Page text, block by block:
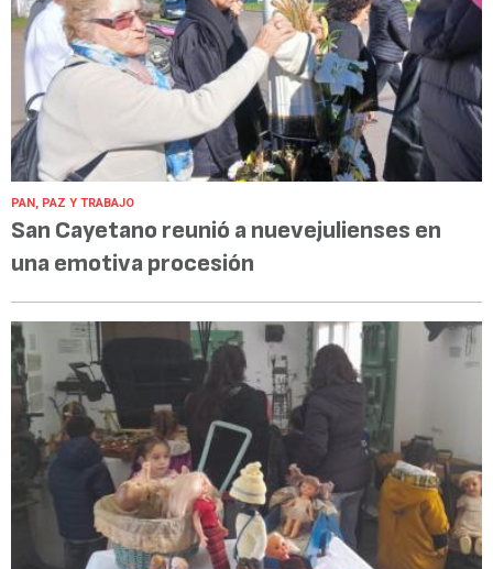
PAN, PAZ Y TRABAJO
San Cayetano reunió a nuevejulienses en
una emotiva procesión